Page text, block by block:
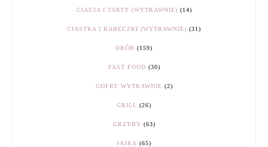
CIASTA I TARTY (WYTRAWNIE) (14)
CIASTKA I BABECZKI (WYTRAWNIE) (31)
DRÓB (159)
FAST FOOD (30)
GOFRY WYTRAWNIE (2)
GRILL (26)
GRZYBY (63)
JAJKA (65)